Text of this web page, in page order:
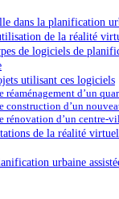
dans la planification
de la réalité
de logiciels de
utilisant ces logiciels
réaménagement d’un
construction d’un
rénovation d’un centre-
de la réalité
urbaine